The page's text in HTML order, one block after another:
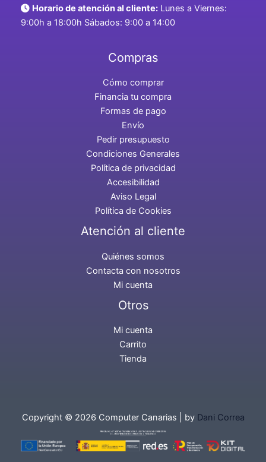
Horario de atención al cliente: Lunes a Viernes:
9:00h a 18:00h Sábados: 9:00 a 14:00
Compras
Cómo comprar
Financia tu compra
Formas de pago
Envío
Pedir presupuesto
Condiciones Generales
Política de privacidad
Accesibilidad
Aviso Legal
Política de Cookies
Atención al cliente
Quiénes somos
Contacta con nosotros
Mi cuenta
Otros
Mi cuenta
Carrito
Tienda
Copyright © 2026 Computer Canarias | by Dani Correa